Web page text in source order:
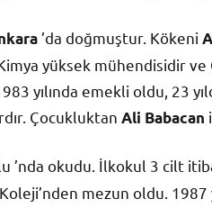
’da doğmuştur. Kökeni
yüksek mühendisidir
yılında emekli oldu, 23
Çocukluktan Ali Babacan
’nda okudu. İlkokul 3 cilt
mezun oldu. 1987